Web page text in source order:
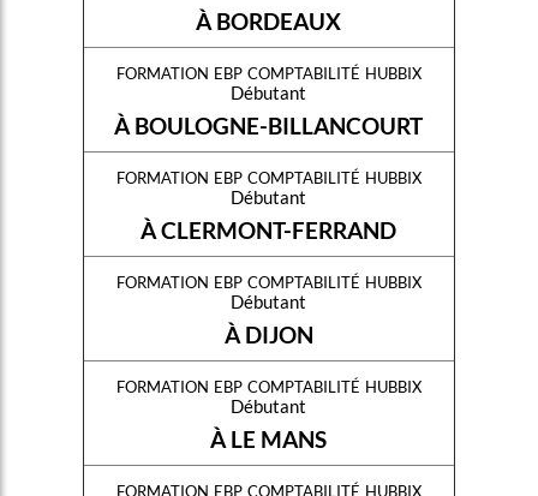
À BORDEAUX
formation ebp comptabilité hubbix
Débutant
À BOULOGNE-BILLANCOURT
formation ebp comptabilité hubbix
Débutant
À CLERMONT-FERRAND
formation ebp comptabilité hubbix
Débutant
À DIJON
formation ebp comptabilité hubbix
Débutant
À LE MANS
formation ebp comptabilité hubbix